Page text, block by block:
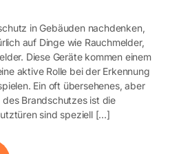
in Gebäuden nachdenken,
auf Dinge wie Rauchmelder,
Diese Geräte kommen einem
aktive Rolle bei der Erkennung
Ein oft übersehenes, aber
Brandschutzes ist die
sind speziell […]